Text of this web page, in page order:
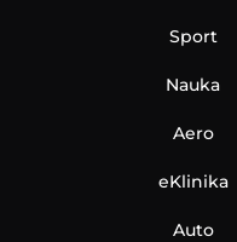
Sport
Nauka
Aero
eKlinika
Auto